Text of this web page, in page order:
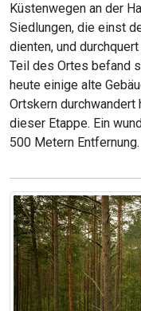
Küstenwegen an der
Siedlungen, die einst
dienten, und
Teil des Ortes befand
heute einige alte
Ortskern durchwandert
dieser Etappe. Ein
500 Metern Entfernung.